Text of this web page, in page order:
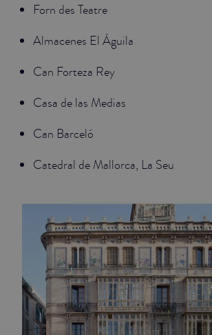
Forn des Teatre
Almacenes El Águila
Can Forteza Rey
Casa de las Medias
Can Barceló
Catedral de Mallorca, La Seu